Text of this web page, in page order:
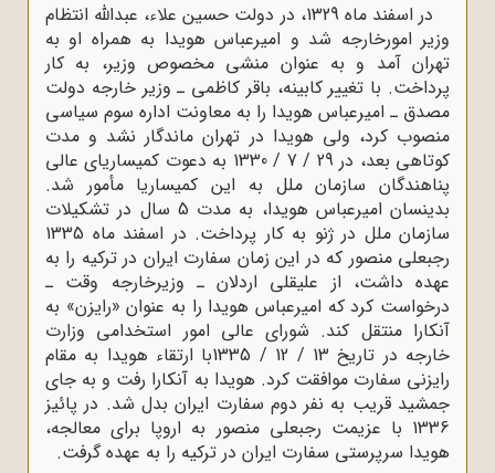
در اسفند ماه 1329، در دولت حسین علاء، عبدالله انتظام
وزیر امورخارجه شد و امیرعباس هویدا به همراه او به
تهران آمد و به عنوان منشى مخصوص وزیر، به کار
پرداخت. با تغییر کابینه، باقر کاظمى ـ وزیر خارجه دولت
مصدق ـ امیرعباس هویدا را به معاونت اداره سوم سیاسى
منصوب کرد، ولى هویدا در تهران ماندگار نشد و مدت
کوتاهى بعد، در 29 / 7 / 1330 به دعوت کمیساریاى عالى
پناهندگان سازمان ملل به این کمیساریا مأمور شد.
بدینسان امیرعباس هویدا، به مدت 5 سال در تشکیلات
سازمان ملل در ژنو به کار پرداخت. در اسفند ماه 1335
رجبعلى منصور که در این زمان سفارت ایران در ترکیه را به
عهده داشت، از علیقلى اردلان ـ وزیرخارجه وقت ـ
درخواست کرد که امیرعباس هویدا را به عنوان «رایزن» به
آنکارا منتقل کند. شوراى عالى امور استخدامى وزارت
خارجه در تاریخ 13 / 12 / 1335با ارتقاء هویدا به مقام
رایزنى سفارت موافقت کرد. هویدا به آنکارا رفت و به جاى
جمشید قریب به نفر دوم سفارت ایران بدل شد. در پائیز
1336 با عزیمت رجبعلى منصور به اروپا براى معالجه،
هویدا سرپرستى سفارت ایران در ترکیه را به عهده گرفت.